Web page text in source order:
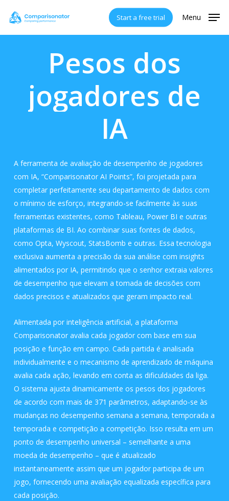
main
Start a free trial Menu
Pesos dos
jogadores de
IA
A ferramenta de avaliação de desempenho de jogadores
com IA, “Comparisonator AI Points”, foi projetada para
completar perfeitamente seu departamento de dados com
o mínimo de esforço, integrando-se facilmente às suas
ferramentas existentes, como Tableau, Power BI e outras
plataformas de BI. Ao combinar suas fontes de dados,
como Opta, Wyscout, StatsBomb e outras. Essa tecnologia
exclusiva aumenta a precisão da sua análise com insights
alimentados por IA, permitindo que o senhor extraia valores
de desempenho que elevam a tomada de decisões com
dados precisos e atualizados que geram impacto real.
Alimentada por inteligência artificial, a plataforma
Comparisonator avalia cada jogador com base em sua
posição e função em campo. Cada partida é analisada
individualmente e o mecanismo de aprendizado de máquina
avalia cada ação, levando em conta as dificuldades da liga.
O sistema ajusta dinamicamente os pesos dos jogadores
de acordo com mais de 371 parâmetros, adaptando-se às
mudanças no desempenho semana a semana, temporada a
temporada e competição a competição. Isso resulta em um
ponto de desempenho universal – semelhante a uma
moeda de desempenho – que é atualizado
instantaneamente assim que um jogador participa de um
jogo, fornecendo uma avaliação equalizada específica para
cada posição.